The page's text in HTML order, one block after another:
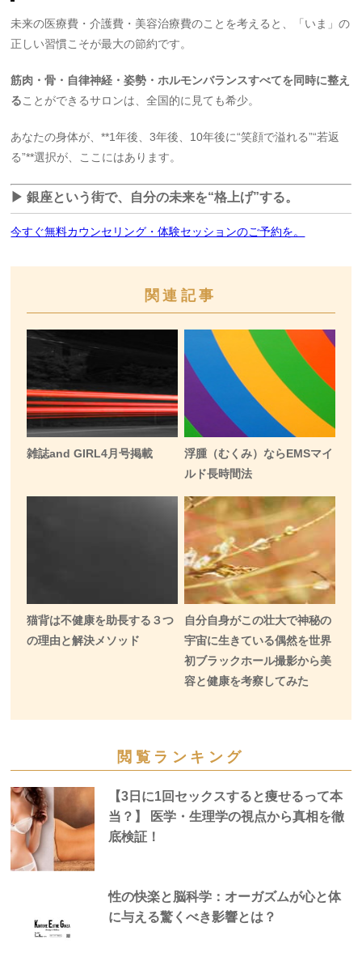
未来の医療費・介護費・美容治療費のことを考えると、「いま」の
正しい習慣こそが最大の節約です。
筋肉・骨・自律神経・姿勢・ホルモンバランスすべてを同時に整え
ることができるサロンは、全国的に見ても希少。
あなたの身体が、**1年後、3年後、10年後に“笑顔で溢れる”“若返
る”**選択が、ここにはあります。
▶︎ 銀座という街で、自分の未来を“格上げ”する。
今すぐ無料カウンセリング・体験セッションのご予約を。
関連記事
雑誌and GIRL4月号掲載
浮腫（むくみ）ならEMSマイ
ルド長時間法
猫背は不健康を助長する３つ
の理由と解決メソッド
自分自身がこの壮大で神秘の
宇宙に生きている偶然を世界
初ブラックホール撮影から美
容と健康を考察してみた
閲覧ランキング
【3日に1回セックスすると痩せるって本
当？】 医学・生理学の視点から真相を徹
底検証！
性の快楽と脳科学：オーガズムが心と体
に与える驚くべき影響とは？